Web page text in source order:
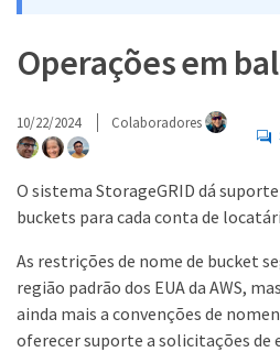
Operações em
10/22/2024 Colaboradores
O sistema StorageGRID dá
buckets para cada conta de
As restrições de nome de bucket
região padrão dos EUA da AWS,
ainda mais a convenções de
oferecer suporte a solicitações de